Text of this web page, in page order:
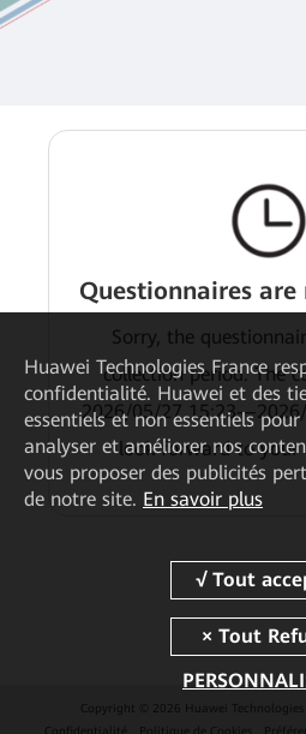
Questionnaires
Sorry, the
collection period. The
2026/05/27
look forward to
Copyright © 2026 Huawei Technologies
Confidentialité
Politique de Cookies
Huawei Technologies France
confidentialité. Huawei et des
essentiels et non essentiels
analyser et améliorer nos
vous proposer des publicités
de notre site. En savoir plus